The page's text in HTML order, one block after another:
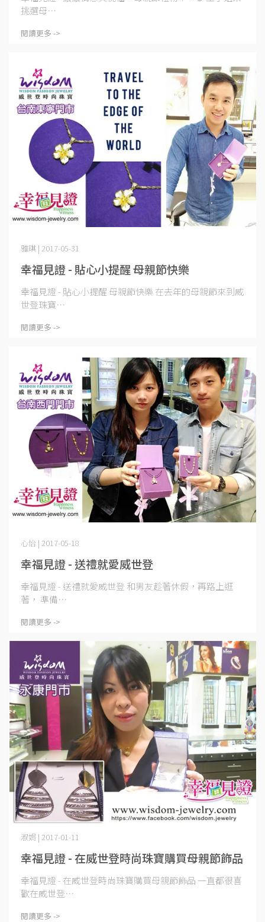
挑選母⋯
閱讀更多 ->
幸福見證 - 貼心小提醒 母親節快樂
雅琪 | 2017-05-31
幸福見證 - 貼心小提醒 母親節快樂 在去年的母親節來到威
世登珠寶⋯
閱讀更多 ->
幸福見證 - 送禮就愛威世登
心怡 | 2017-05-18
幸福見證 - 送禮就愛威世登 和男友趁著休假，再路上逛
著， 準備⋯
閱讀更多 ->
幸福見證 - 在威世登時尚珠寶購買母親節飾品
淑娟 | 2017-01-11
幸福見證 - 在威世登時尚珠寶購買母親節飾品 一直都很喜
歡在威世登⋯
閱讀更多 ->